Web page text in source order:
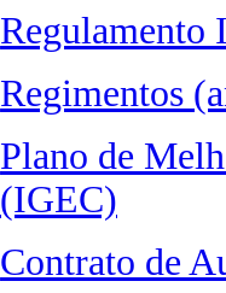
Regulamento
Regimentos
Plano de
(IGEC)
Contrato de